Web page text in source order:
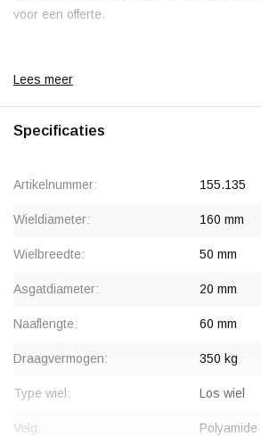
voor een offerte.
Lees meer
Specificaties
Artikelnummer: 155.135
Wieldiameter: 160 mm
Wielbreedte: 50 mm
Asgatdiameter: 20 mm
Naaflengte: 60 mm
Draagvermogen: 350 kg
Type wiel: Los wiel
Velg: Polyamide